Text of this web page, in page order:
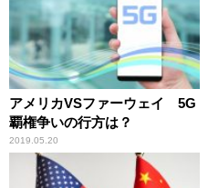
アメリカVSファーウェイ 5G
覇権争いの行方は？
2019.05.20